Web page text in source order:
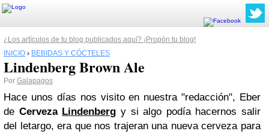
¿Los artículos de tu blog publicados aquí? ¡Propón tu blog!
INICIO › BEBIDAS Y CÓCTELES
Lindenberg Brown Ale
Por Galapagos
Hace unos días nos visito en nuestra "redacción", Eber
de Cerveza Lindenberg y si algo podía hacernos salir
del letargo, era que nos trajeran una nueva cerveza para